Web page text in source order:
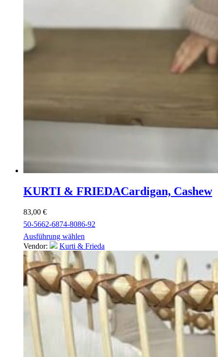
KURTI & FRIEDACardigan, Cashew
83,00 €
50-5662-6874-8086-92
Ausführung wählen
Vendor:
Kurti & Frieda